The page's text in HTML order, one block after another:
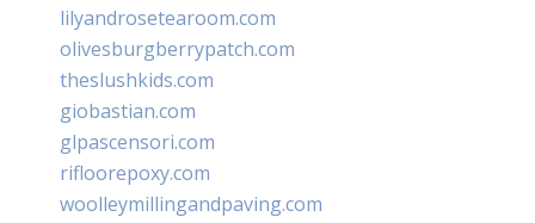
lilyandrosetearoom.com
olivesburgberrypatch.com
theslushkids.com
giobastian.com
glpascensori.com
rifloorepoxy.com
woolleymillingandpaving.com